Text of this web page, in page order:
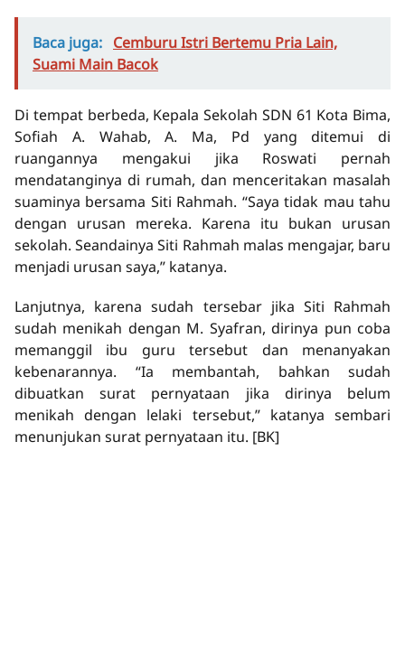
Baca juga: Cemburu Istri Bertemu Pria Lain,
Suami Main Bacok
Di tempat berbeda, Kepala Sekolah SDN 61 Kota Bima,
Sofiah A. Wahab, A. Ma, Pd yang ditemui di
ruangannya mengakui jika Roswati pernah
mendatanginya di rumah, dan menceritakan masalah
suaminya bersama Siti Rahmah. “Saya tidak mau tahu
dengan urusan mereka. Karena itu bukan urusan
sekolah. Seandainya Siti Rahmah malas mengajar, baru
menjadi urusan saya,” katanya.
Lanjutnya, karena sudah tersebar jika Siti Rahmah
sudah menikah dengan M. Syafran, dirinya pun coba
memanggil ibu guru tersebut dan menanyakan
kebenarannya. “Ia membantah, bahkan sudah
dibuatkan surat pernyataan jika dirinya belum
menikah dengan lelaki tersebut,” katanya sembari
menunjukan surat pernyataan itu. [BK]